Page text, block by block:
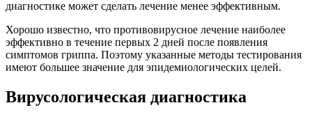
диагностике может сделать лечение менее эффективным.
Хорошо известно, что противовирусное лечение наиболее
эффективно в течение первых 2 дней после появления
симптомов гриппа. Поэтому указанные методы тестирования
имеют большее значение для эпидемиологических целей.
Вирусологическая диагностика